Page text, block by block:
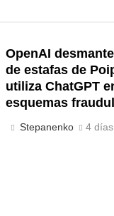
OpenAI
de estafas de
utiliza ChatGPT
esquemas
Stepanenko 4